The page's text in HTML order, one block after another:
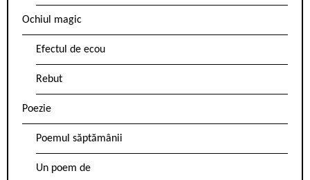
Ochiul magic
Efectul de ecou
Rebut
Poezie
Poemul săptămânii
Un poem de